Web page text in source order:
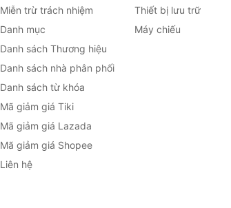
Miễn trừ trách nhiệm
Danh mục
Danh sách Thương hiệu
Danh sách nhà phân phối
Danh sách từ khóa
Mã giảm giá Tiki
Mã giảm giá Lazada
Mã giảm giá Shopee
Liên hệ
Thiết bị lưu trữ
Máy chiếu